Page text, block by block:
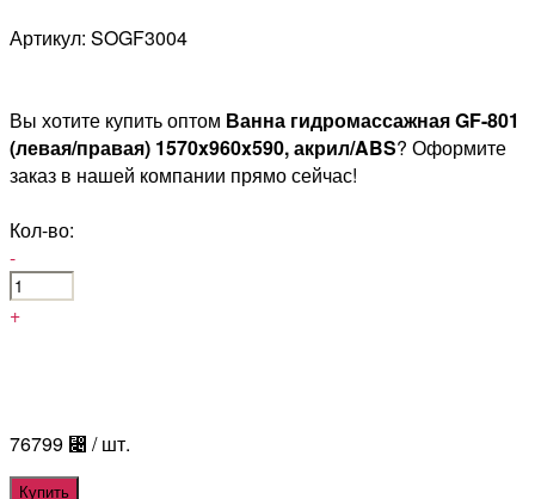
Артикул: SOGF3004
Вы хотите купить оптом Ванна гидромассажная GF-801
(левая/правая) 1570x960x590, акрил/ABS? Оформите
заказ в нашей компании прямо сейчас!
Кол-во:
-
+
76799 ⃄ / шт.
Купить